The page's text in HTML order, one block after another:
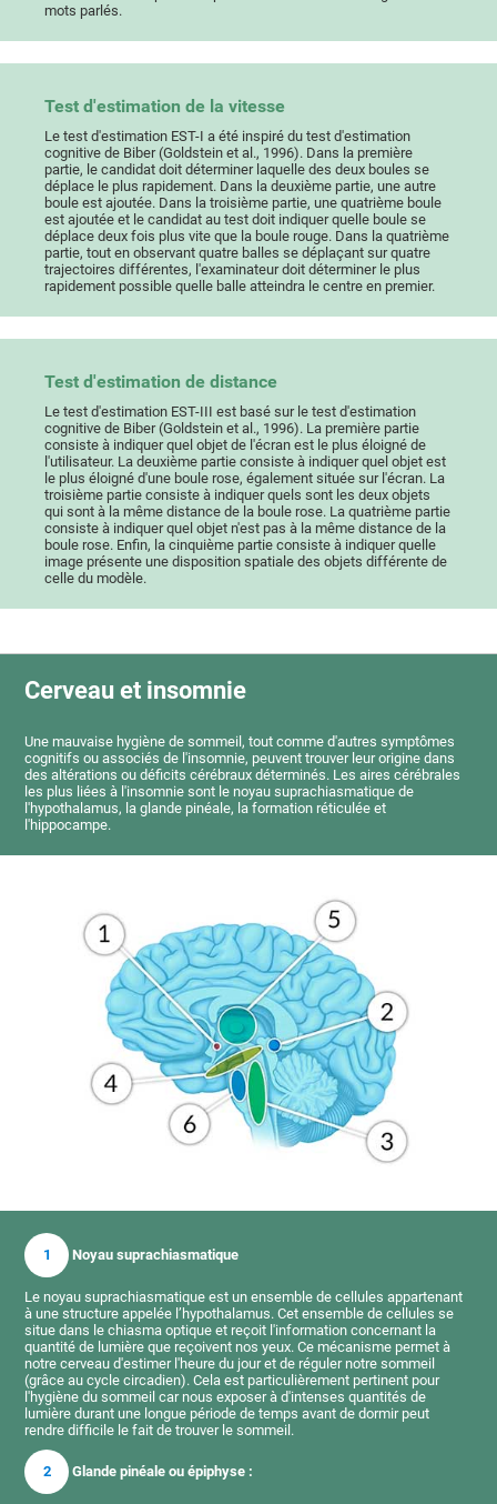
mots parlés.
Test d'estimation de la vitesse
Le test d'estimation EST-I a été inspiré du test d'estimation
cognitive de Biber (Goldstein et al., 1996). Dans la première
partie, le candidat doit déterminer laquelle des deux boules se
déplace le plus rapidement. Dans la deuxième partie, une autre
boule est ajoutée. Dans la troisième partie, une quatrième boule
est ajoutée et le candidat au test doit indiquer quelle boule se
déplace deux fois plus vite que la boule rouge. Dans la quatrième
partie, tout en observant quatre balles se déplaçant sur quatre
trajectoires différentes, l'examinateur doit déterminer le plus
rapidement possible quelle balle atteindra le centre en premier.
Test d'estimation de distance
Le test d'estimation EST-III est basé sur le test d'estimation
cognitive de Biber (Goldstein et al., 1996). La première partie
consiste à indiquer quel objet de l'écran est le plus éloigné de
l'utilisateur. La deuxième partie consiste à indiquer quel objet est
le plus éloigné d'une boule rose, également située sur l'écran. La
troisième partie consiste à indiquer quels sont les deux objets
qui sont à la même distance de la boule rose. La quatrième partie
consiste à indiquer quel objet n'est pas à la même distance de la
boule rose. Enfin, la cinquième partie consiste à indiquer quelle
image présente une disposition spatiale des objets différente de
celle du modèle.
Cerveau et insomnie
Une mauvaise hygiène de sommeil, tout comme d'autres symptômes
cognitifs ou associés de l'insomnie, peuvent trouver leur origine dans
des altérations ou déficits cérébraux déterminés. Les aires cérébrales
les plus liées à l'insomnie sont le noyau suprachiasmatique de
l'hypothalamus, la glande pinéale, la formation réticulée et
l'hippocampe.
1 Noyau suprachiasmatique
Le noyau suprachiasmatique est un ensemble de cellules appartenant
à une structure appelée l’hypothalamus. Cet ensemble de cellules se
situe dans le chiasma optique et reçoit l'information concernant la
quantité de lumière que reçoivent nos yeux. Ce mécanisme permet à
notre cerveau d'estimer l'heure du jour et de réguler notre sommeil
(grâce au cycle circadien). Cela est particulièrement pertinent pour
l'hygiène du sommeil car nous exposer à d'intenses quantités de
lumière durant une longue période de temps avant de dormir peut
rendre difficile le fait de trouver le sommeil.
2 Glande pinéale ou épiphyse :